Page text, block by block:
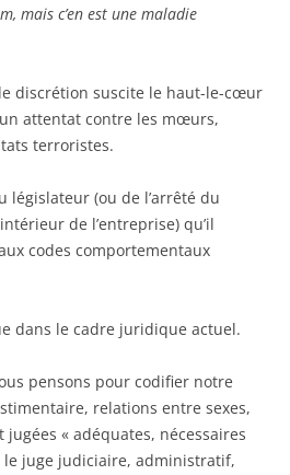
mais c’en est une maladie
discrétion suscite le haut-le-cœur
attentat contre les mœurs,
terroristes.
législateur (ou de l’arrêté du
de l’entreprise) qu’il
codes comportementaux
dans le cadre juridique actuel.
pensons pour codifier notre
relations entre sexes,
« adéquates, nécessaires
juge judiciaire, administratif,